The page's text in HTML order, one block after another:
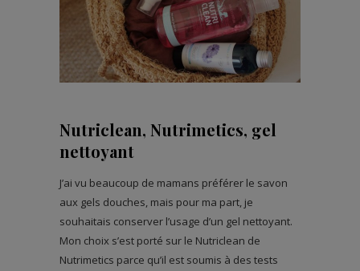
Nutriclean, Nutrimetics, gel
nettoyant
J’ai vu beaucoup de mamans préférer le savon
aux gels douches, mais pour ma part, je
souhaitais conserver l’usage d’un gel nettoyant.
Mon choix s’est porté sur le Nutriclean de
Nutrimetics parce qu’il est soumis à des tests